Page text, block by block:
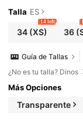
Talla ES
34(XS)
14 left
36
Guía de Tallas
¿No es tu talla? Dinos
Más Opciones
Transparente